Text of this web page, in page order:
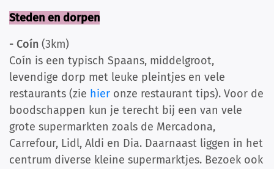
Steden en dorpen
- Coín (3km)
Coín is een typisch Spaans, middelgroot,
levendige dorp met leuke pleintjes en vele
restaurants (zie hier onze restaurant tips). Voor de
boodschappen kun je terecht bij een van vele
grote supermarkten zoals de Mercadona,
Carrefour, Lidl, Aldi en Dia. Daarnaast liggen in het
centrum diverse kleine supermarktjes. Bezoek ook